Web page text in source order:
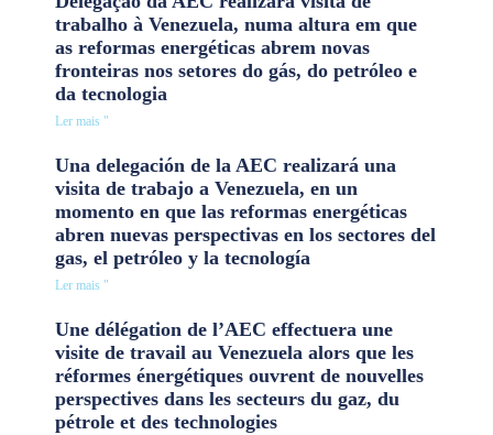
trabalho à Venezuela, numa altura em que
as reformas energéticas abrem novas
fronteiras nos setores do gás, do petróleo e
da tecnologia
Ler mais "
Una delegación de la AEC realizará una
visita de trabajo a Venezuela, en un
momento en que las reformas energéticas
abren nuevas perspectivas en los sectores del
gas, el petróleo y la tecnología
Ler mais "
Une délégation de l’AEC effectuera une
visite de travail au Venezuela alors que les
réformes énergétiques ouvrent de nouvelles
perspectives dans les secteurs du gaz, du
pétrole et des technologies